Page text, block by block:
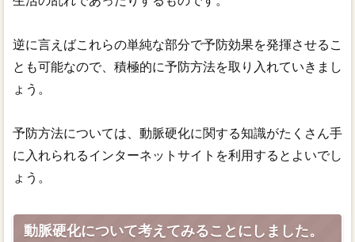
逆に言えばこれらの単純な部分で予防効果を発揮させるこ
とも可能なので、積極的に予防方法を取り入れていきまし
ょう。
予防方法については、動脈硬化に関する知識がたくさん手
に入れられるインターネットサイトを利用するとよいでし
ょう。
動脈硬化について考えてみることにしました。